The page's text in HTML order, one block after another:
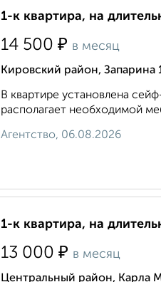
1-к квартира, на
14 500 ₽ в месяц
Кировский район, Запарина
В квартире установлена
располагает необходимой
Агентство, 06.08.2026
1-к квартира, на
13 000 ₽ в месяц
Центральный район, Карла